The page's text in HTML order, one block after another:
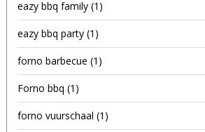
eazy bbq family (1)
eazy bbq party (1)
forno barbecue (1)
Forno bbq (1)
forno vuurschaal (1)